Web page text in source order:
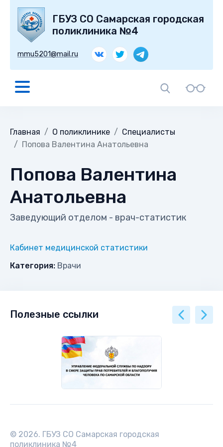
ГБУЗ СО Самарская городская
поликлиника №4
mmu5201@mail.ru
Главная О поликлинике
Специалисты
Попова Валентина Анатольевна
Попова Валентина
Анатольевна
Заведующий отделом - врач-статистик
Кабинет медицинской статистики
Категория: Врачи
Полезные ссылки
© 2026. ГБУЗ СО Самарская городская
поликлиника №4